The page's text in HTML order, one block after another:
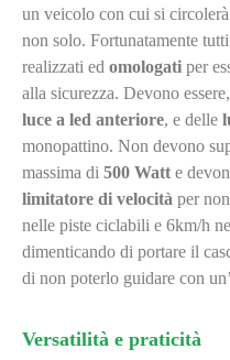
un veicolo con cui si
non solo. Fortunatamente
realizzati ed omologati per
alla sicurezza. Devono
luce a led anteriore, e delle
monopattino. Non devono
massima di 500 Watt e
limitatore di velocità per
nelle piste ciclabili e 6km/h
dimenticando di portare il
di non poterlo guidare con
Versatilità e praticità